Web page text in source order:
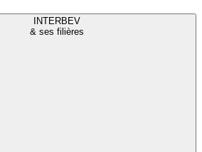
INTERBEV
& ses filières